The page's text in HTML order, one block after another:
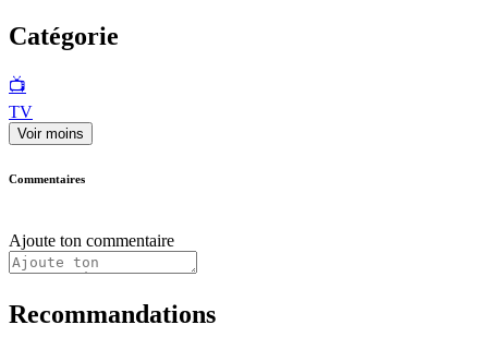
Catégorie
📺
TV
Voir moins
Commentaires
Ajoute ton commentaire
Recommandations